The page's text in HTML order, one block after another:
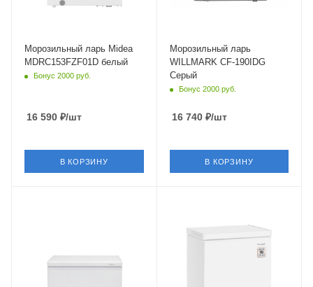
Морозильный ларь Midea
MDRC153FZF01D белый
Бонус 2000 руб.
16 590 ₽/шт
В КОРЗИНУ
Морозильный ларь
WILLMARK CF-190IDG
Серый
Бонус 2000 руб.
16 740₽/шт
В КОРЗИНУ